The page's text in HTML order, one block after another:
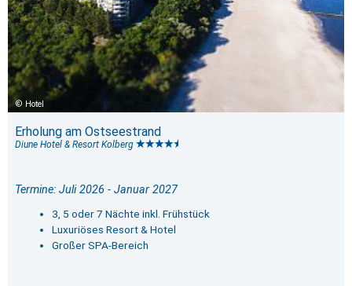
Hotel
Erholung am Ostseestrand
Diune Hotel & Resort Kolberg
Termine: Juli 2026 - Januar 2027
3, 5 oder 7 Nächte inkl. Frühstück
Luxuriöses Resort & Hotel
Großer SPA-Bereich